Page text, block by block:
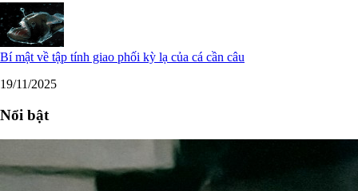
Bí mật về tập tính giao phối kỳ lạ của cá cần câu
19/11/2025
Nổi bật